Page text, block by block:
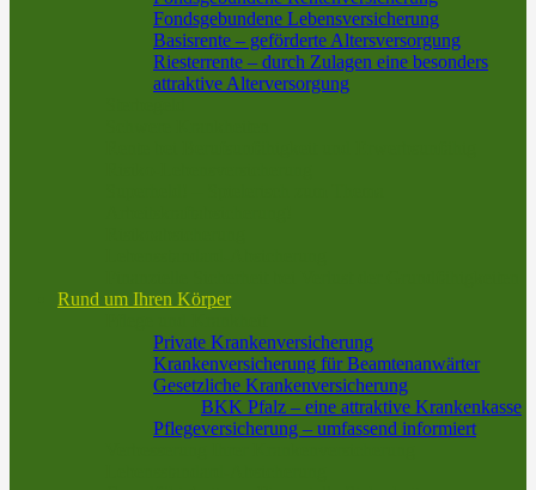
Fondsgebundene Lebensversicherung
Basisrente – geförderte Altersversorgung
Riesterrente – durch Zulagen eine besonders
attraktive Alterversorgung
Rund um Ihren Körper
Private Krankenversicherung
Krankenversicherung für Beamtenanwärter
Gesetzliche Krankenversicherung
BKK Pfalz – eine attraktive Krankenkasse
Pflegeversicherung – umfassend informiert